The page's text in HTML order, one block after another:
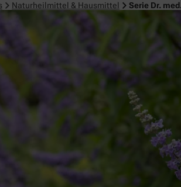
Naturheilmittel & Hausmittel Serie Dr.